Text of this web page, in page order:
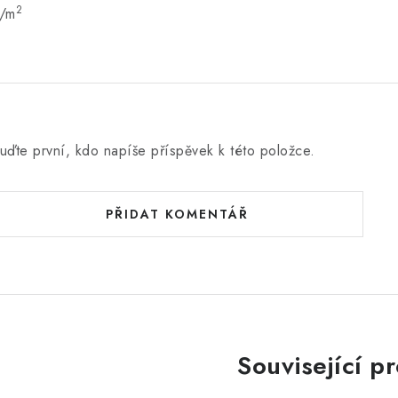
2
první, kdo napíše příspěvek k této položce.
PŘIDAT KOMENTÁŘ
Související